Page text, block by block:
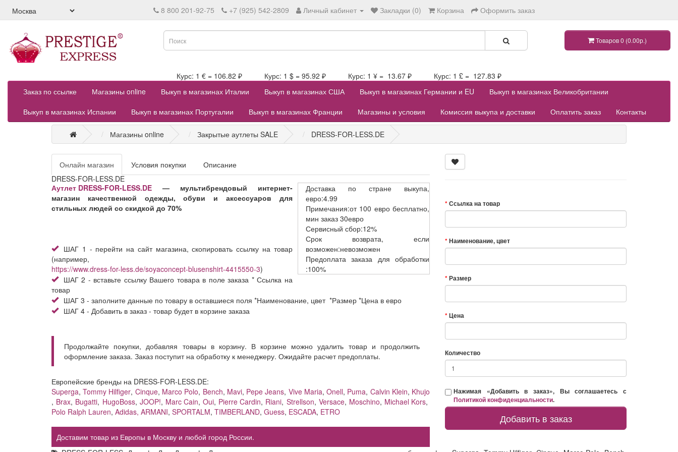
8 800 201-92-75 +7 (925) 542-2809 Личный кабинет Закладки (0) Корзина Оформить заказ
Товаров 0 (0.00р.)
Курс: 1 € = 106.82 ₽ Курс: 1 $ = 95.92 ₽ Курс: 1 ¥ = 13.67 ₽ Курс: 1 £ = 127.83 ₽
Заказ по ссылке
Магазины online Выкуп в магазинах Италии Выкуп в магазинах США Выкуп в магазинах Германии и EU
Выкуп в магазинах Великобритании
Выкуп в магазинах Испании
Выкуп в магазинах Португалии Выкуп в магазинах Франции Магазины и условия Комиссия выкупа и доставки Оплатить заказ Контакты
Магазины online Закрытые аутлеты SALE DRESS-FOR-LESS.DE
Онлайн магазин Условия покупки
Описание
DRESS-FOR-LESS.DE
Доставка
по стране выкупа,
евро:4.99
Примечания:от 100 евро бесплатно,
мин заказ 30евро
Сервисный сбор:12%
Срок возврата,
если
возможен:невозможен
Предоплата заказа
для обработки
:100%
Аутлет DRESS-FOR-LESS.DE
— мультибрендовый интернет-
магазин качественной одежды, обуви и аксессуаров для
стильных людей со скидкой до 70%
ШАГ 1 - перейти на сайт магазина, скопировать ссылку на товар
(например,
https://www.dress-for-less.de/soyaconcept-blusenshirt-4415550-3)
ШАГ 2 - вставьте ссылку Вашего товара в поле заказа * Ссылка на
товар
ШАГ 3 - заполните данные по товару в оставшиеся поля *Наименование, цвет *Размер *Цена в евро
ШАГ 4 - Добавить в заказ - товар будет в корзине заказа
Продолжайте покупки, добавляя товары в корзину. В корзине можно удалить товар и продолжить
оформление заказа. Заказ поступит на обработку к менеджеру. Ожидайте расчет предоплаты.
Европейские бренды на DRESS-FOR-LESS.DE:
Superga,Tommy Hilfiger, Cinque, Marco Polo, Bench, Mavi, Pepe Jeans, Vive Maria, Onell, Puma, Calvin Klein, Khujo
, Brax, Bugatti, HugoBoss, JOOP!, Marc Cain,Oui, Pierre Cardin, Riani, Strellson, Versace, Moschino, Michael Kors,
Polo Ralph Lauren, Adidas, ARMANI, SPORTALM, TIMBERLAND, Guess, ESCADA, ETRO
Доставим товар из Европы в Москву и любой город России.
Ссылка на товар
Наименование, цвет
Размер
Цена
Количество
Нажимая «Добавить в заказ», Вы соглашаетесь с
Политикой конфиденциальности.
Добавить в заказ